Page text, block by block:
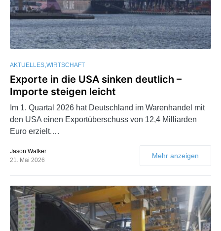
AKTUELLES WIRTSCHAFT
Exporte in die USA sinken deutlich –
Importe steigen leicht
Im 1. Quartal 2026 hat Deutschland im Warenhandel mit
den USA einen Exportüberschuss von 12,4 Milliarden
Euro erzielt.…
Jason Walker
21. Mai 2026
Mehr anzeigen